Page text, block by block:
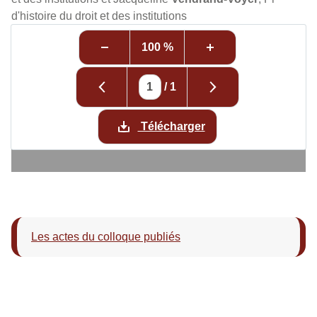
d'histoire du droit et des institutions
100 %
/ 1
Télécharger
Les actes du colloque publiés